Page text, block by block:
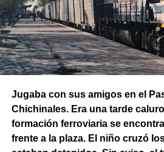
Jugaba con sus amigos en el
Chichinales. Era una tarde
formación ferroviaria se
frente a la plaza. El niño cruzó